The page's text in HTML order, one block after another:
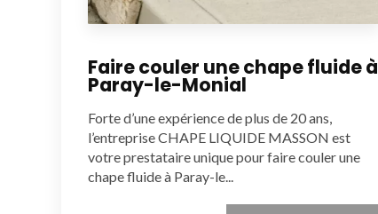
Faire couler une chape fluide à
Paray-le-Monial
Forte d’une expérience de plus de 20 ans,
l’entreprise CHAPE LIQUIDE MASSON est
votre prestataire unique pour faire couler une
chape fluide à Paray-le...